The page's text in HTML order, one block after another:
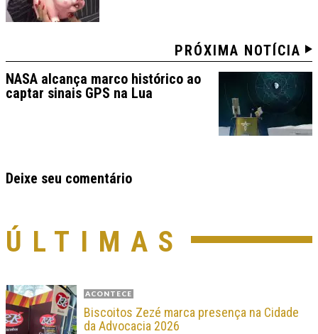
PRÓXIMA NOTÍCIA
NASA alcança marco histórico ao
captar sinais GPS na Lua
Deixe seu comentário
ÚLTIMAS
ACONTECE
Biscoitos Zezé marca presença na Cidade
da Advocacia 2026